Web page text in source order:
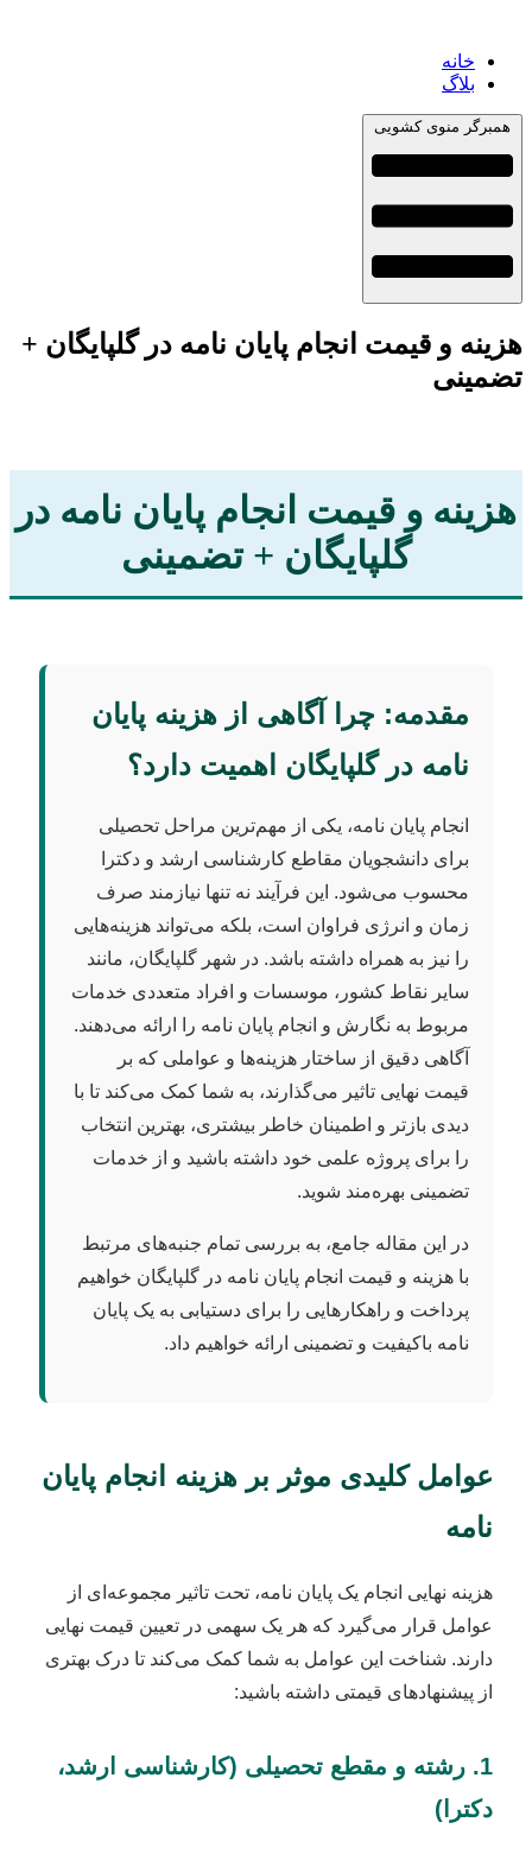
خانه
بلاگ
همبرگر منوی کشویی
و قیمت انجام پایان نامه در گلپایگان +
هزینه و قیمت انجام پایان نامه در
گلپایگان + تضمینی
مقدمه: چرا آگاهی از هزینه پایان
نامه در گلپایگان اهمیت دارد؟
انجام پایان نامه، یکی از مهم‌ترین مراحل تحصیلی
برای دانشجویان مقاطع کارشناسی ارشد و دکترا
محسوب می‌شود. این فرآیند نه تنها نیازمند صرف
زمان و انرژی فراوان است، بلکه می‌تواند هزینه‌هایی
را نیز به همراه داشته باشد. در شهر گلپایگان، مانند
سایر نقاط کشور، موسسات و افراد متعددی خدمات
مربوط به نگارش و انجام پایان نامه را ارائه می‌دهند.
آگاهی دقیق از ساختار هزینه‌ها و عواملی که بر
قیمت نهایی تاثیر می‌گذارند، به شما کمک می‌کند تا با
دیدی بازتر و اطمینان خاطر بیشتری، بهترین انتخاب
را برای پروژه علمی خود داشته باشید و از خدمات
تضمینی بهره‌مند شوید.
در این مقاله جامع، به بررسی تمام جنبه‌های مرتبط
با هزینه و قیمت انجام پایان نامه در گلپایگان خواهیم
پرداخت و راهکارهایی را برای دستیابی به یک پایان
نامه باکیفیت و تضمینی ارائه خواهیم داد.
عوامل کلیدی موثر بر هزینه انجام پایان
نامه
هزینه نهایی انجام یک پایان نامه، تحت تاثیر مجموعه‌ای از
عوامل قرار می‌گیرد که هر یک سهمی در تعیین قیمت نهایی
دارند. شناخت این عوامل به شما کمک می‌کند تا درک بهتری
از پیشنهادهای قیمتی داشته باشید:
1. رشته و مقطع تحصیلی (کارشناسی ارشد،
دکترا)